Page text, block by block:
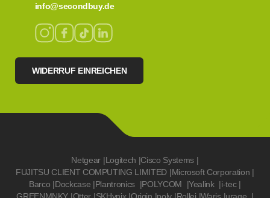
info@secondbuy.de
WIDERRUF EINREICHEN
Netgear |Logitech |Cisco Systems |
FUJITSU CLIENT COMPUTING LIMITED |Microsoft Corporation |
Barco |Dockcase |Plantronics |POLYCOM |Yealink |i-tec |
GREENMNKY |Otter |SKHynix |Origin |poly |Rollei |Waris |urage |